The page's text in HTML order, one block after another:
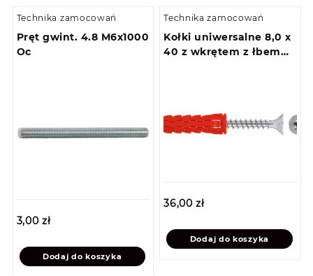
Technika zamocowań
Pręt gwint. 4.8 M6x1000
Oc
3,00 zł
Dodaj do koszyka
Technika zamocowań
Kołki uniwersalne 8,0 x
40 z wkrętem z łbem
36,00zł
Dodaj do koszyka